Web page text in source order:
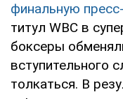
финальную
титул WBC в
боксеры
вступительного
толкаться. В